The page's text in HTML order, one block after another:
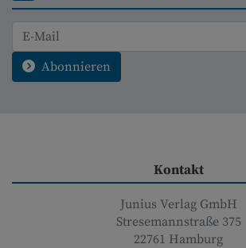
Abonnieren
Kontakt
Junius Verlag GmbH
Stresemannstraße 375
22761 Hamburg